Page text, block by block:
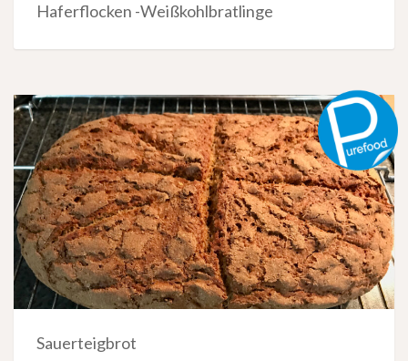
Haferflocken -Weißkohlbratlinge
Sauerteigbrot